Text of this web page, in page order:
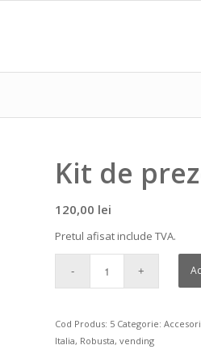
Kit de
120,00 lei
Pretul afisat include TVA.
Cod Produs: 5 Categorie:
Italia, Robusta,vending